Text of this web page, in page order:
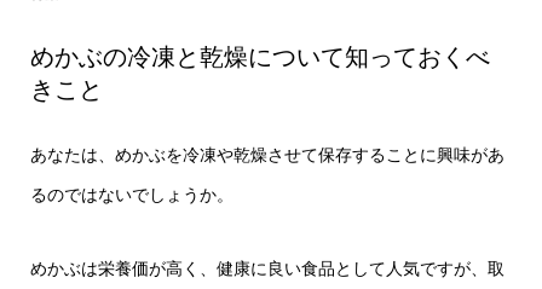
めかぶの冷凍と乾燥について知っておくべ
きこと
あなたは、めかぶを冷凍や乾燥させて保存することに興味があ
るのではないでしょうか。
めかぶは栄養価が高く、健康に良い食品として人気ですが、取